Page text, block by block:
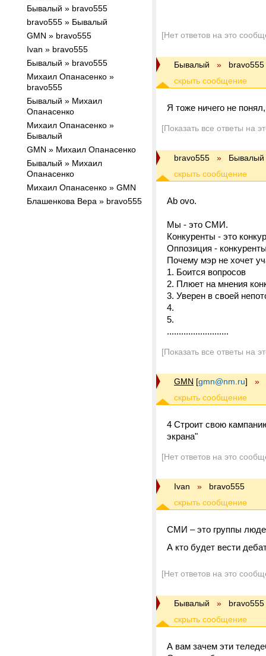
Бывалый » bravo555
bravo555 » Бывалый
GMN » bravo555
Ivan » bravo555
Бывалый » bravo555
Михаил Опанасенко »
bravo555
Бывалый » Михаил
Опанасенко
Михаил Опанасенко »
Бывалый
GMN » Михаил Опанасенко
Бывалый » Михаил
Опанасенко
Михаил Опанасенко » GMN
Блашенкова Вера » bravo555
[Нет ответов на это
Бывалый » bravo555
Я тоже ничего не
[Показать все ответы на
bravo555 » Бывалый
Ab ovo.
Мы - это СМИ.
Конкуренты - это
Оппозиция -
Почему мэр не хочет
1. Боится вопросов
2. Плюет на мнения
3. Уверен в своей
4.
5.
..........................
[Показать все ответы на
GMN [gmn@nm.ru] »
4 Строит свою
экрана"
[Нет ответов на это
Ivan » bravo555
СМИ – это группы
А кто будет вести
[Нет ответов на это
Бывалый » bravo555
А вам зачем эти